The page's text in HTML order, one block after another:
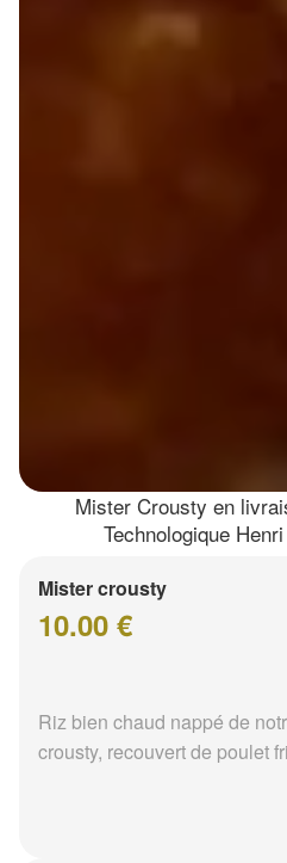
Mister Crousty en
Technologique
Mister crousty
10.00 €
Riz bien chaud nappé de
crousty, recouvert de poulet